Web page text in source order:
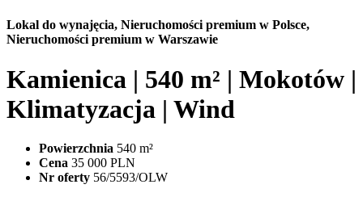
Lokal do wynajęcia, Nieruchomości premium w Polsce,
Nieruchomości premium w Warszawie
Kamienica | 540 m² | Mokotów |
Klimatyzacja | Wind
Powierzchnia 540 m²
Cena 35 000 PLN
Nr oferty 56/5593/OLW